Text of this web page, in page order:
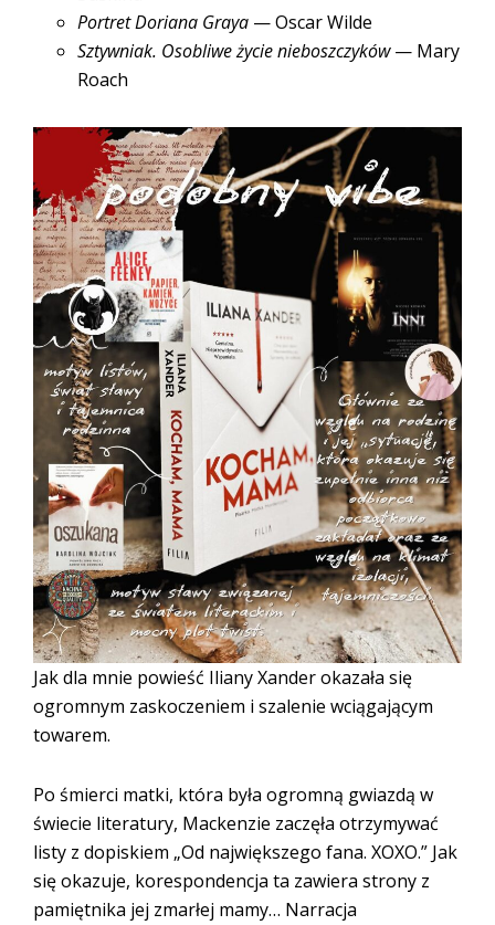
Portret Doriana Graya — Oscar Wilde
Sztywniak. Osobliwe życie nieboszczyków— Mary
Roach
Jak dla mnie powieść Iliany Xander okazała się
ogromnym zaskoczeniem i szalenie wciągającym
towarem.
Po śmierci matki, która była ogromną gwiazdą w
świecie literatury, Mackenzie zaczęła otrzymywać
listy z dopiskiem „Od największego fana. XOXO.” Jak
się okazuje, korespondencja ta zawiera strony z
pamiętnika jej zmarłej mamy… Narracja